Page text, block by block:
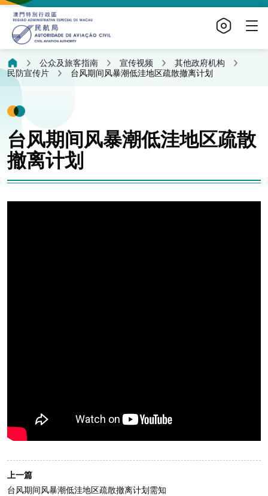
公众及旅客指南 宣传视频
其他政府机构
民防宣传片
台风期间风暴潮低洼地区疏散撤离计划
台风期间风暴潮低洼地区疏散
撤离计划
上一篇
台风期间风暴潮低洼地区疏散撤离计划需知